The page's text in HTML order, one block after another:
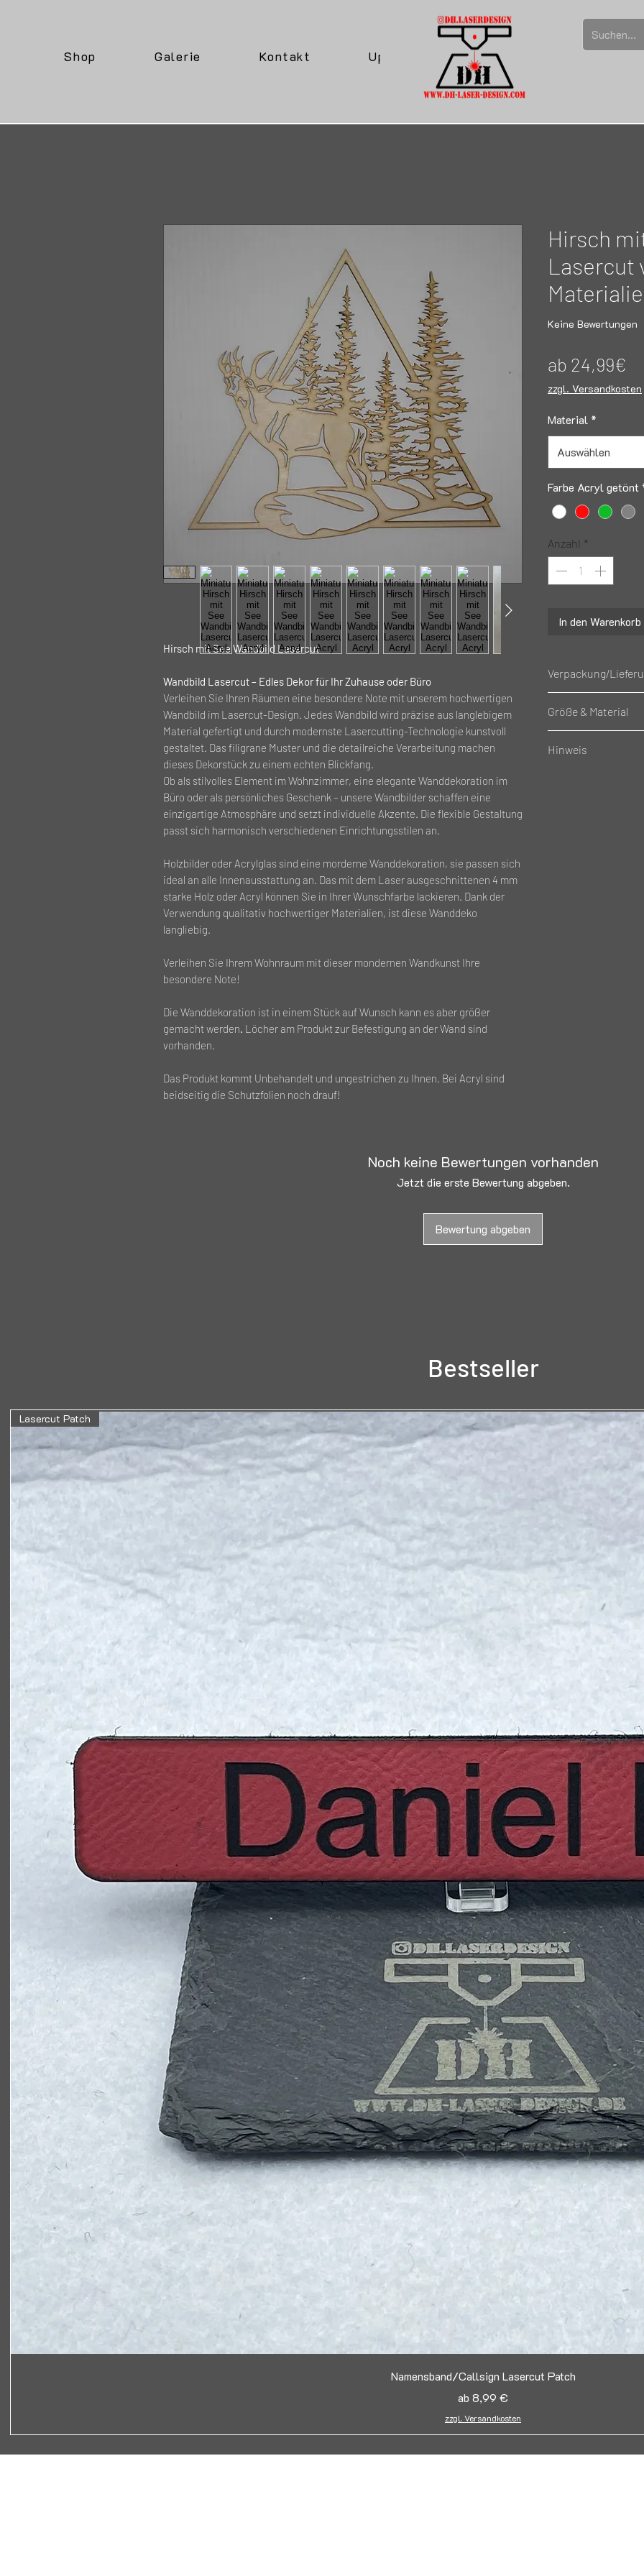
Shop Galerie Kontakt Upload
Hirsch mit See Wandbild Lasercut
Wandbild Lasercut – Edles Dekor für Ihr Zuhause oder Büro
Verleihen Sie Ihren Räumen eine besondere Note mit unserem hochwertigen
Wandbild im Lasercut-Design. Jedes Wandbild wird präzise aus langlebigem
Material gefertigt und durch modernste Lasercutting-Technologie kunstvoll
gestaltet. Das filigrane Muster und die detailreiche Verarbeitung machen
dieses Dekorstück zu einem echten Blickfang.
Ob als stilvolles Element im Wohnzimmer, eine elegante Wanddekoration im
Büro oder als persönliches Geschenk – unsere Wandbilder schaffen eine
einzigartige Atmosphäre und setzt individuelle Akzente. Die flexible Gestaltung
passt sich harmonisch verschiedenen Einrichtungsstilen an.
Holzbilder oder Acrylglas sind eine morderne Wanddekoration, sie passen sich
ideal an alle Innenausstattung an. Das mit dem Laser ausgeschnittenen 4 mm
starke Holz oder Acryl können Sie in Ihrer Wunschfarbe lackieren. Dank der
Verwendung qualitativ hochwertiger Materialien, ist diese Wanddeko
langliebig.
Verleihen Sie Ihrem Wohnraum mit dieser mondernen Wandkunst Ihre
besondere Note!
Die Wanddekoration ist in einem Stück auf Wunsch kann es aber größer
gemacht werden. Löcher am Produkt zur Befestigung an der Wand sind
vorhanden.
Das Produkt kommt Unbehandelt und ungestrichen zu Ihnen. Bei Acryl sind
beidseitig die Schutzfolien noch drauf!
Hirsch
Lasercut
Keine Bewertungen
ab 24,99€
zzgl. Versandkosten
Material *
Auswählen
Farbe Acryl getönt
Anzahl *
In den Warenkorb
Verpackung/
Eingepack in
Lieferumfang:
Holz / Acrylzuschnitt
Größe & Material
32cm X 32cm
Hinweis
Noch keine Bewertungen vorhanden
Jetzt die erste Bewertung abgeben.
Bewertung abgeben
Bestseller
Schnellansicht
Lasercut Patch
Namensband/Callsign Lasercut Patch
ab 8,99 €
Sale-Preis
zzgl. Versandkosten